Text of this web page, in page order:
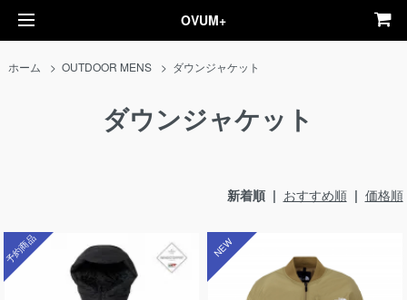
OVUM+
ホーム >OUTDOOR MENS > ダウンジャケット
ダウンジャケット
新着順 | おすすめ順| 価格順
予約商品 NEW